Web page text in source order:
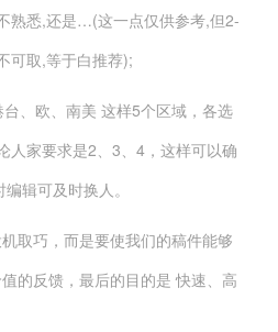
熟悉,还是…(这一点仅供参考,但2-
可取,等于白推荐);
、欧、南美 这样5个区域，各选
人家要求是2、3、4，这样可以确
辑可及时换人。
取巧，而是要使我们的稿件能够
的反馈，最后的目的是 快速、高